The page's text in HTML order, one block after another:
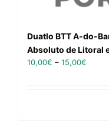
Duatlo BTT A-do-
Absoluto de Litoral
10,00€ – 15,00€